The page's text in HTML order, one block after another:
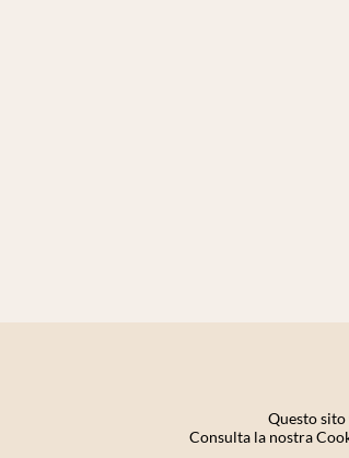
Questo
Consulta la nostra